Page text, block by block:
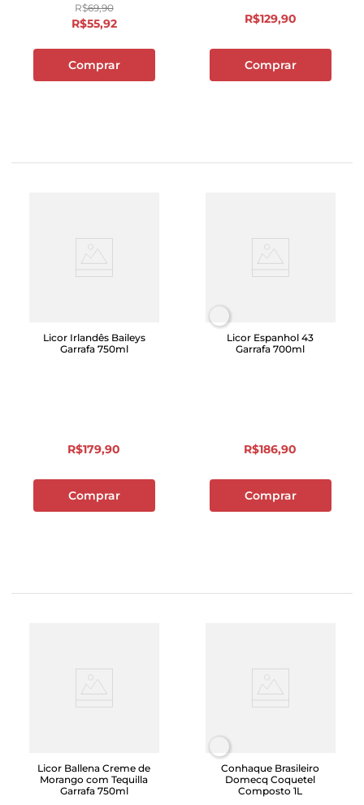
R$69,90
R$55,92
Comprar
R$129,90
Comprar
Licor Irlandês Baileys
Garrafa 750ml
R$179,90
Comprar
Licor Espanhol 43
Garrafa 700ml
R$186,90
Comprar
Licor Ballena Creme de
Morango com Tequilla
Garrafa 750ml
Conhaque Brasileiro
Domecq Coquetel
Composto 1L